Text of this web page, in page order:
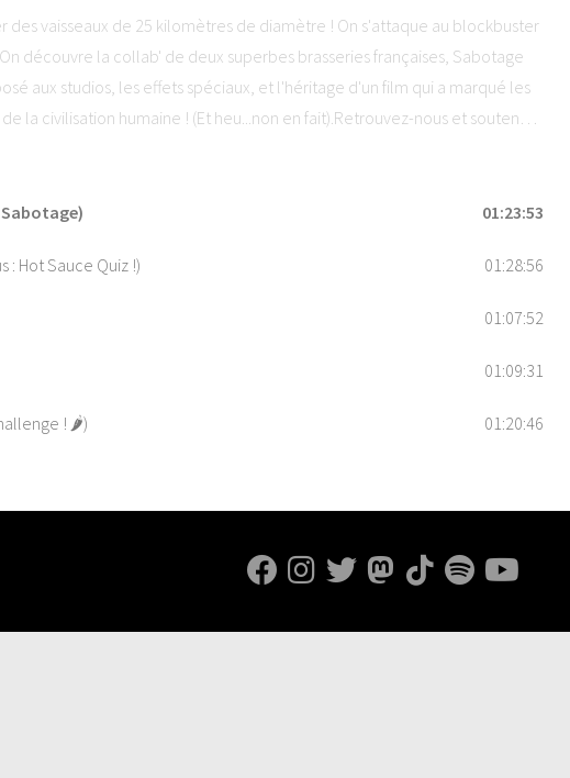
des vaisseaux de 25 kilomètres de diamètre ! On s'attaque au blockbuster
découvre la collab' de deux superbes brasseries françaises, Sabotage
aux studios, les effets spéciaux, et l'héritage d'un film qui a marqué les
la civilisation humaine ! (Et heu...non en fait).Retrouvez-nous et soutenez
Sabotage)
01:23:53
: Hot Sauce Quiz !) 01:28:56
01:07:52
01:09:31
! 🌶️) 01:20:46